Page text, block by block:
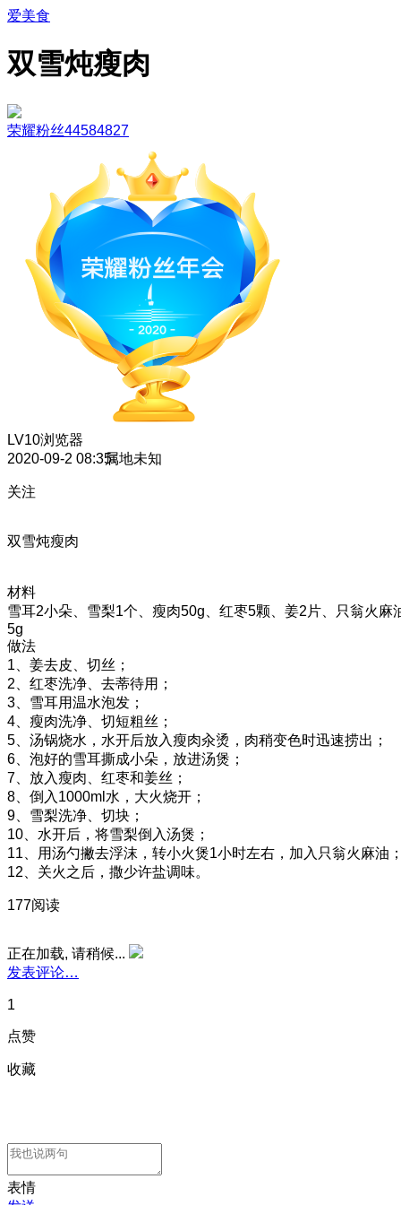
爱美食
双雪炖瘦肉
荣耀粉丝44584827
LV10浏览器
2020-09-2 08:35属地未知
关注
双雪炖瘦肉
材料
雪耳2小朵、雪梨1个、瘦肉50g、红枣5颗、姜2片、只翁火麻
5g
做法
1、​姜去皮、切丝；
2、红枣洗净、去蒂待用；
3、雪耳用温水泡发；
4、瘦肉洗净、切短粗丝；
5、汤锅烧水，水开后放入瘦肉汆烫，肉稍变色时迅速捞出；
6、泡好的雪耳撕成小朵，放进汤煲；
7、放入瘦肉、红枣和姜丝；
8、倒入1000ml水，大火烧开；
9、雪梨洗净、切块；
10、水开后，将雪梨倒入汤煲；
11、用汤勺撇去浮沫，转小火煲1小时左右，加入只翁火麻油
12、关火之后，撒少许盐调味。
177阅读
正在加载, 请稍候...
发表评论…
1
点赞
收藏
表情